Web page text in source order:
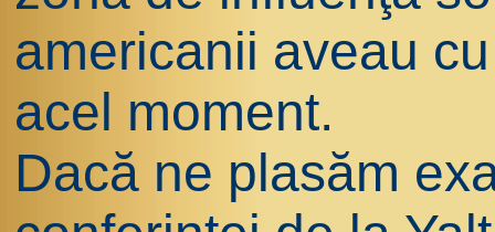
americanii aveau
acel moment.
Dacă ne plasăm